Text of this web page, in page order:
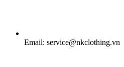
Email: service@nkclothing.vn